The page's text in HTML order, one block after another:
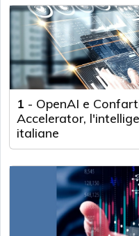
1 - OpenAI e
Accelerator,
italiane